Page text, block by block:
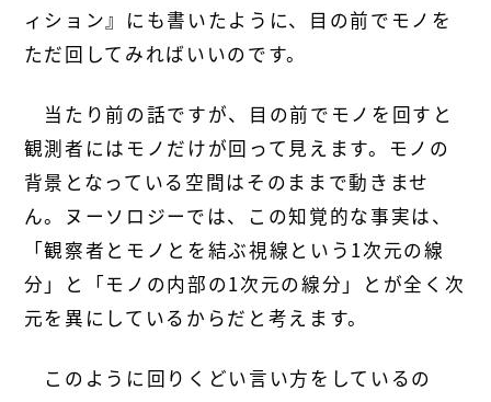
ィション』にも書いたように、目の前でモノを
ただ回してみればいいのです。
当たり前の話ですが、目の前でモノを回すと
観測者にはモノだけが回って見えます。モノの
背景となっている空間はそのままで動きませ
ん。ヌーソロジーでは、この知覚的な事実は、
「観察者とモノとを結ぶ視線という1次元の線
分」と「モノの内部の1次元の線分」とが全く次
元を異にしているからだと考えます。
このように回りくどい言い方をしているの